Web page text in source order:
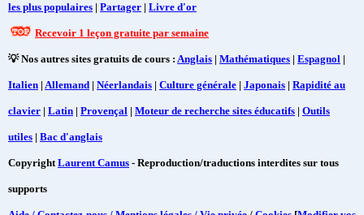
les plus populaires | Partager | Livre d'or
Recevoir 1 leçon gratuite par semaine
💡 Nos autres sites gratuits de cours : Anglais | Mathématiques | Espagnol |
Italien | Allemand | Néerlandais | Culture générale | Japonais | Rapidité au
clavier | Latin | Provençal | Moteur de recherche sites éducatifs | Outils
utiles | Bac d'anglais
CopyrightLaurent Camus - Reproduction/traductions interdites sur tous
supports